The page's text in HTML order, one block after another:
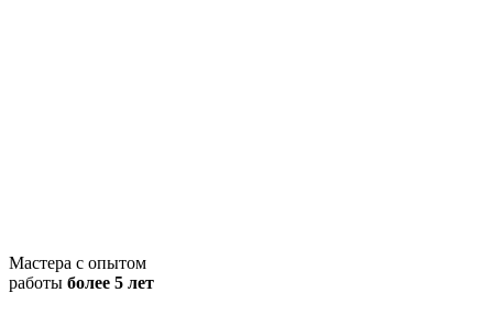
Мастера с опытом
работы более 5 лет